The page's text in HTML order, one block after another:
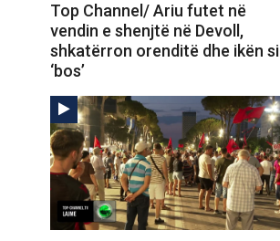
Top Channel/ Ariu futet në
vendin e shenjtë në Devoll,
shkatërron orenditë dhe ikën si
‘bos’